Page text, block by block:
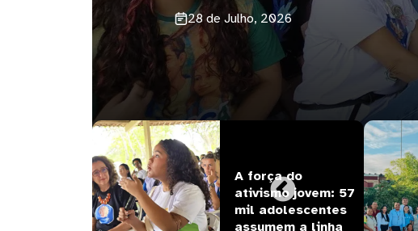
A força do
ativismo jovem: 57
mil adolescentes
assumem a linha